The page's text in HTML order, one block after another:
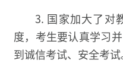
3. 国家加大了对
度，考生要认真学习
到诚信考试、安全考试